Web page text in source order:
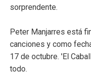
sorprendente.
Peter Manjarres está
canciones y como
17 de octubre. 'El
todo.